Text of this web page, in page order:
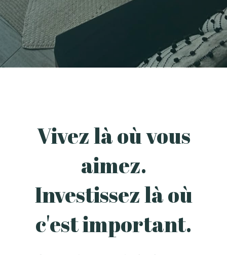
Vivez là où vous
aimez.
Investissez là où
c'est important.